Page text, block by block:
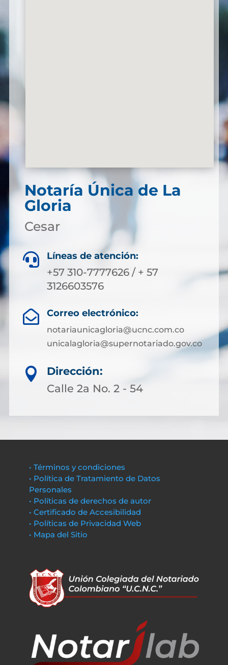
Notaría Única de La
Gloria
Cesar
 Líneas de atención:
+57 310-7777626 / + 57
3126603576
 Correo electrónico:
notariaunicagloria@ucnc.com.co
unicalagloria@supernotariado.gov.co

Dirección:
Calle 2a No. 2 - 54
• Términos y condiciones
• Política de Tratamiento de Datos
Personales
• Políticas de derechos de autor
• Certificado de Accesibilidad
• Políticas de Privacidad Web
• Mapa del Sitio